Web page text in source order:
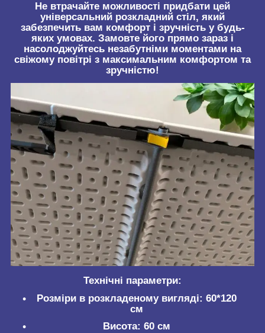
Не втрачайте можливості придбати цей
універсальний розкладний стіл, який
забезпечить вам комфорт і зручність у будь-
яких умовах. Замовте його прямо зараз і
насолоджуйтесь незабутніми моментами на
свіжому повітрі з максимальним комфортом та
зручністю!
Технічні параметри:
Розміри в розкладеному вигляді: 60*120
см
Висота: 60 см